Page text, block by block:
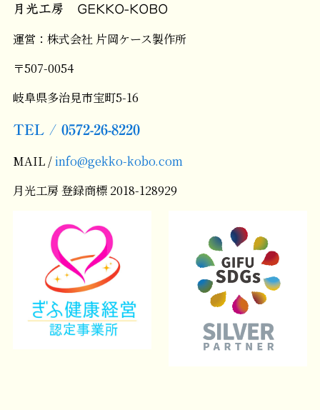
月光工房 GEKKO-KOBO
運営：株式会社 片岡ケース製作所
〒507-0054
岐阜県多治見市宝町5-16
TEL / 0572-26-8220
MAIL /info@gekko-kobo.com
月光工房 登録商標 2018-128929